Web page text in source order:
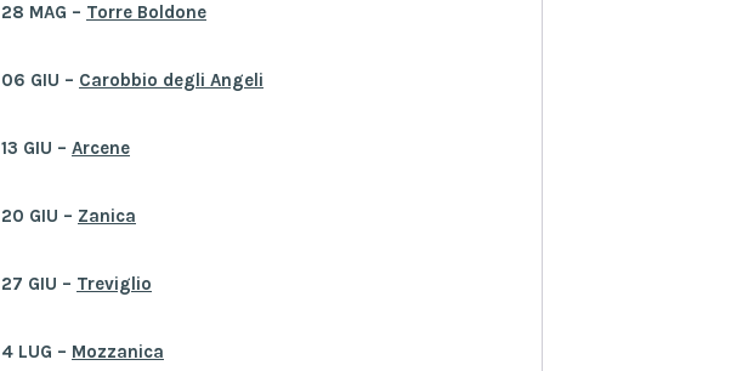
28 MAG – Torre Boldone
06 GIU – Carobbio degli Angeli
13 GIU – Arcene
20 GIU – Zanica
27 GIU – Treviglio
4 LUG – Mozzanica